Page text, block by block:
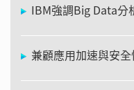
IBM強調Big Data分
兼顧應用加速與安